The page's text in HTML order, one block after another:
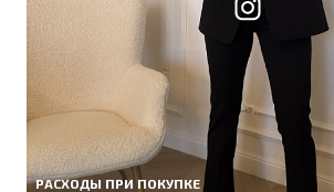
РАСХОДЫ ПРИ ПОКУПКЕ